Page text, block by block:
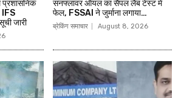
प्रशासनिक
IFS
जारी
सनफ्लावर ऑयल का सैंपल लैब टेस्ट में
फेल, FSSAI ने जुर्माना लगाया…
ब्रेकिंग समाचार August 8, 2026